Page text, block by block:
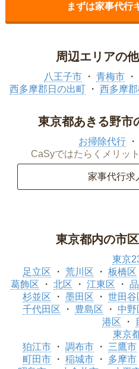
まずは家事代行
周辺エリアの
八王子市 青梅市
西多摩郡日の出町
西多摩
東京都あきる野市
お掃除代行
CaSyではたらくメリッ
家事代行求
東京都内の市
東京
足立区
荒川区 板橋区
葛飾区
北区 江東区
杉並区
墨田区 世田谷
千代田区
豊島区 中野
港区
東京
狛江市
調布市 三鷹市
町田市
稲城市 多摩市